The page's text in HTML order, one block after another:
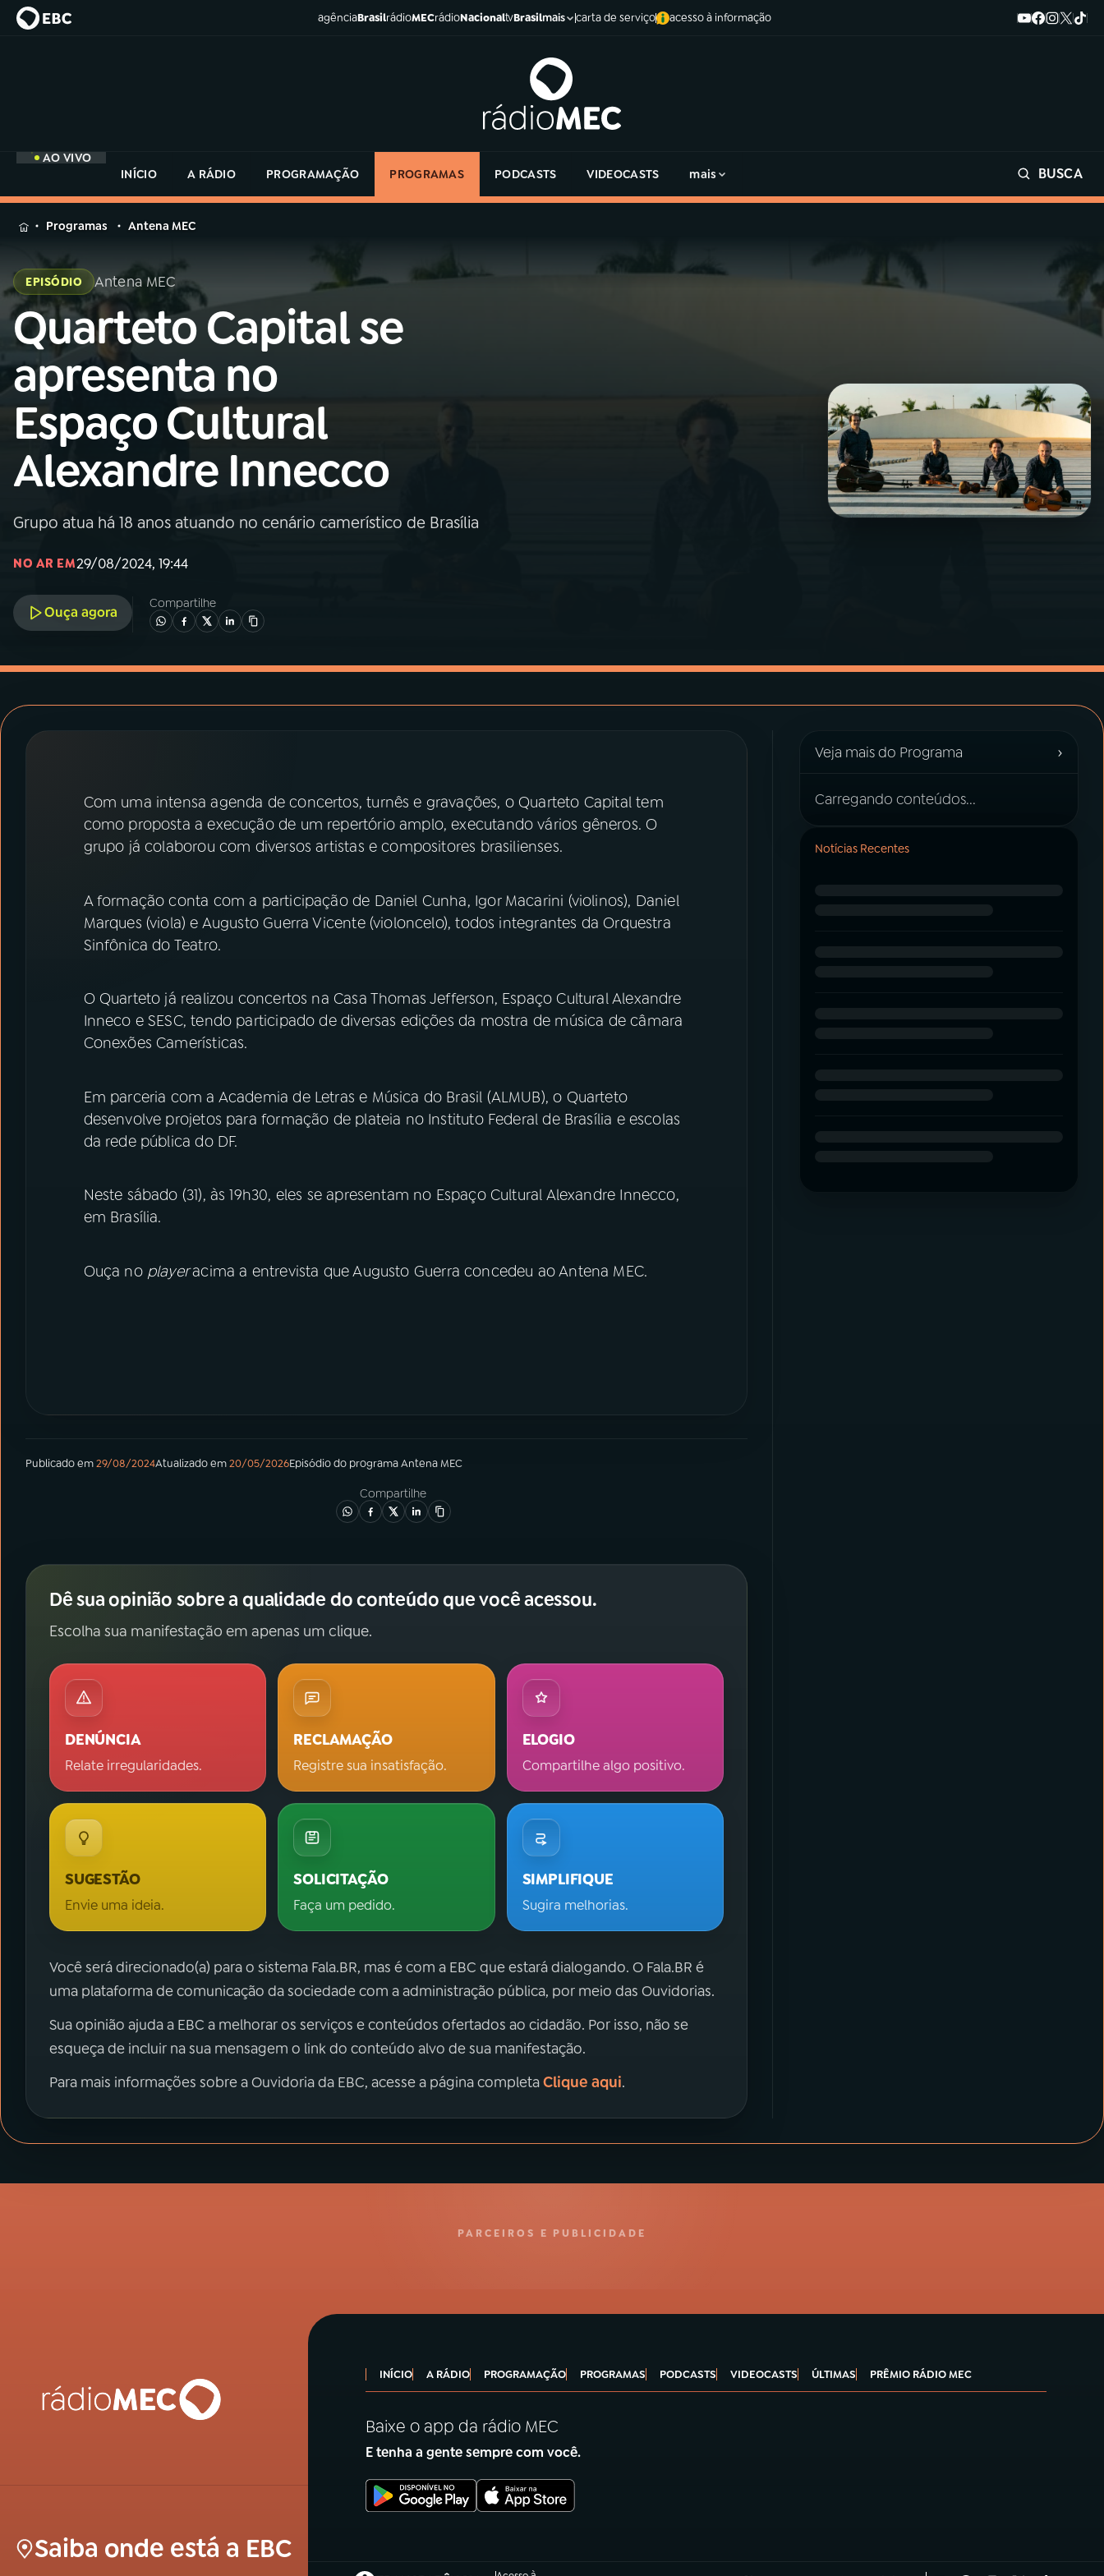
agênciaBrasilrádioMECrádioNacionaltvBrasilmais carta de serviço acesso à informação
AO VIVO
INÍCIO
A RÁDIO PROGRAMAÇÃO PROGRAMAS PODCASTS VIDEOCASTS mais BUSCA
MENU
Buscar
na
Rádio
MEC
Início
01INÍCIO
02A RÁDIO
03PROGRAMAÇÃO
05PODCASTS
PRÊMIO RÁDIO MEC
ACOMPANHE A RÁDIO MEC
Instagram X
na
Rádio
MEC
Programas Antena MEC
EPISÓDIO Antena MEC
Quarteto Capital se
apresenta no
Espaço Cultural
Alexandre Innecco
Grupo atua há 18 anos atuando no cenário camerístico de Brasília
NO AR EM29/08/2024, 19:44
Ouça agora
Compartilhe
Com uma intensa agenda de concertos, turnês e gravações, o Quarteto Capital tem
como proposta a execução de um repertório amplo, executando vários gêneros. O
grupo já colaborou com diversos artistas e compositores brasilienses.
A formação conta com a participação de Daniel Cunha, Igor Macarini (violinos), Daniel
Marques (viola) e Augusto Guerra Vicente (violoncelo), todos integrantes da Orquestra
Sinfônica do Teatro.
O Quarteto já realizou concertos na Casa Thomas Jefferson, Espaço Cultural Alexandre
Inneco e SESC, tendo participado de diversas edições da mostra de música de câmara
Conexões Camerísticas.
Em parceria com a Academia de Letras e Música do Brasil (ALMUB), o Quarteto
desenvolve projetos para formação de plateia no Instituto Federal de Brasília e escolas
da rede pública do DF.
Neste sábado (31), às 19h30, eles se apresentam no Espaço Cultural Alexandre Innecco,
em Brasília.
Ouça no playeracima a entrevista que Augusto Guerra concedeu ao Antena MEC.
Publicado em29/08/2024Atualizado em20/05/2026Episódiodo programaAntena MEC
Compartilhe
Dê sua opinião sobre a qualidade do conteúdo que você acessou.
Escolha sua manifestação em apenas um clique.
DENÚNCIA
Relate irregularidades.
RECLAMAÇÃO
Registre sua insatisfação.
ELOGIO
Compartilhe algo positivo.
SUGESTÃO
Envie uma ideia.
SOLICITAÇÃO
Faça um pedido.
SIMPLIFIQUE
Sugira melhorias.
Você será direcionado(a) para o sistema Fala.BR, mas é com a EBC que estará dialogando. O Fala.BR é
uma plataforma de comunicação da sociedade com a administração pública, por meio das Ouvidorias.
Sua opinião ajuda a EBC a melhorar os serviços e conteúdos ofertados ao cidadão. Por isso, não se
esqueça de incluir na sua mensagem o link do conteúdo alvo de sua manifestação.
Para mais informações sobre a Ouvidoria da EBC, acesse a página completaClique aqui.
Veja mais do Programa ›
Carregando conteúdos...
Notícias Recentes
PARCEIROS E PUBLICIDADE
Saiba onde está a EBC
INÍCIO A RÁDIO PROGRAMAÇÃO PROGRAMAS PODCASTS VIDEOCASTS ÚLTIMAS PRÊMIO RÁDIO MEC
Baixe o app da rádio MEC
E tenha a gente sempre com você.